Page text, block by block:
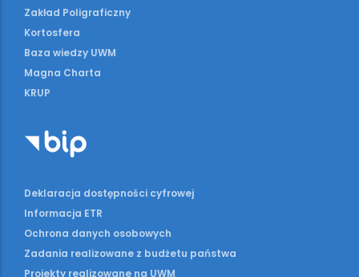
Zakład Poligraficzny
Kortosfera
Baza wiedzy UWM
Magna Charta
KRUP
Deklaracja dostępności cyfrowej
Informacja ETR
Ochrona danych osobowych
Zadania realizowane z budżetu państwa
Projekty realizowane na UWM